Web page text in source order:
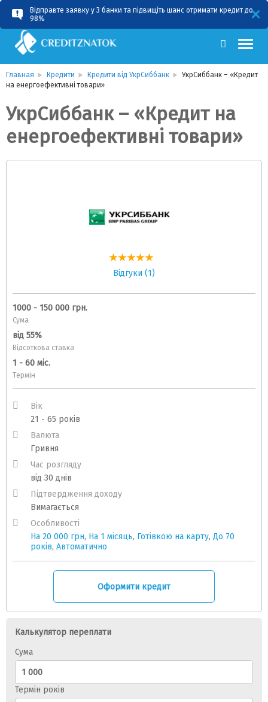
Відправте заявку у 3 банки та підвищіть шанс отримати кредит до
98%
RU UA
Главная Кредити Кредити від УкрСиббанк
УкрСиббанк – «Кредит
на енергоефективні товари»
УкрСиббанк – «Кредит на
енергоефективні товари»
Відгуки (1)
1000 - 150 000 грн.
Сума
від 55%
Відсоткова ставка
1 - 60 міс.
Термін
Вік
21 - 65 років
Валюта
Гривня
Час розгляду
від 30 днів
Підтвердження доходу
Вимагається
Особливості
На 20 000 грн, На 1 місяць, Готівкою на карту, До 70
років, Автоматично
Оформити кредит
Калькулятор переплати
Сума
Термін років